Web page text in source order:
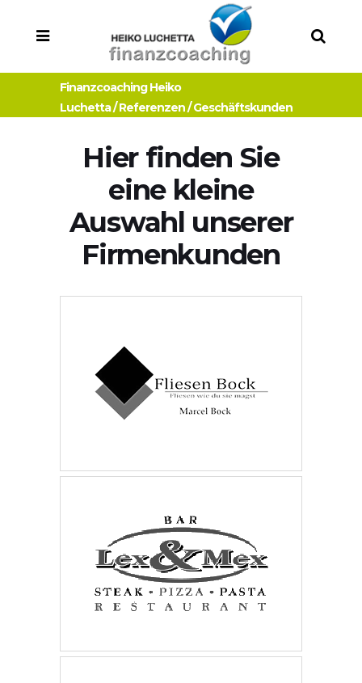
Finanzcoaching Heiko
Luchetta/Referenzen/Geschäftskunden
Hier finden Sie
eine kleine
Auswahl unserer
Firmenkunden